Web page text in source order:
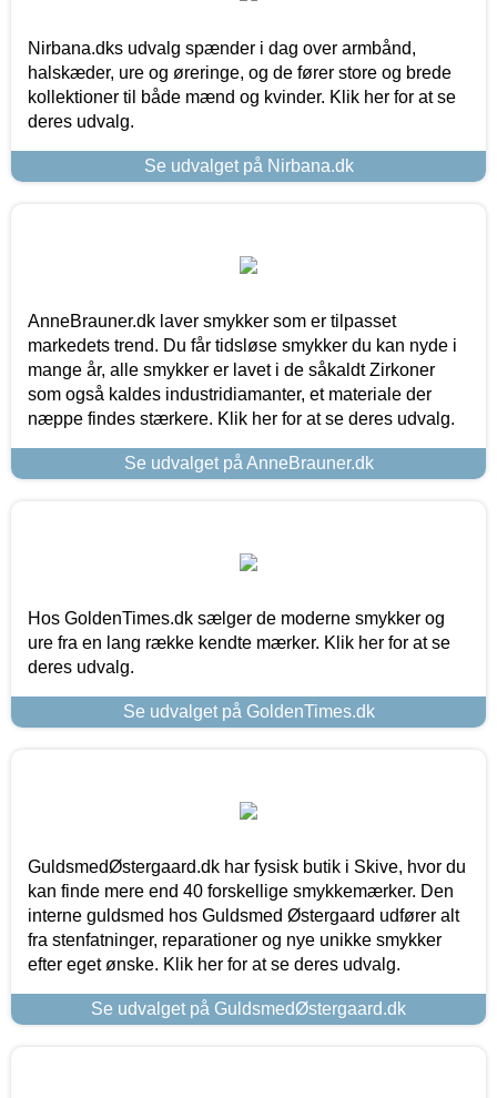
Nirbana.dks udvalg spænder i dag over armbånd,
halskæder, ure og øreringe, og de fører store og brede
kollektioner til både mænd og kvinder. Klik her for at se
deres udvalg.
Se udvalget på Nirbana.dk
AnneBrauner.dk laver smykker som er tilpasset
markedets trend. Du får tidsløse smykker du kan nyde i
mange år, alle smykker er lavet i de såkaldt Zirkoner
som også kaldes industridiamanter, et materiale der
næppe findes stærkere. Klik her for at se deres udvalg.
Se udvalget på AnneBrauner.dk
Hos GoldenTimes.dk sælger de moderne smykker og
ure fra en lang række kendte mærker. Klik her for at se
deres udvalg.
Se udvalget på GoldenTimes.dk
GuldsmedØstergaard.dk har fysisk butik i Skive, hvor du
kan finde mere end 40 forskellige smykkemærker. Den
interne guldsmed hos Guldsmed Østergaard udfører alt
fra stenfatninger, reparationer og nye unikke smykker
efter eget ønske. Klik her for at se deres udvalg.
Se udvalget på GuldsmedØstergaard.dk